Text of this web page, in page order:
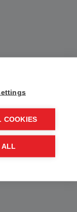
COOKIES
ALL